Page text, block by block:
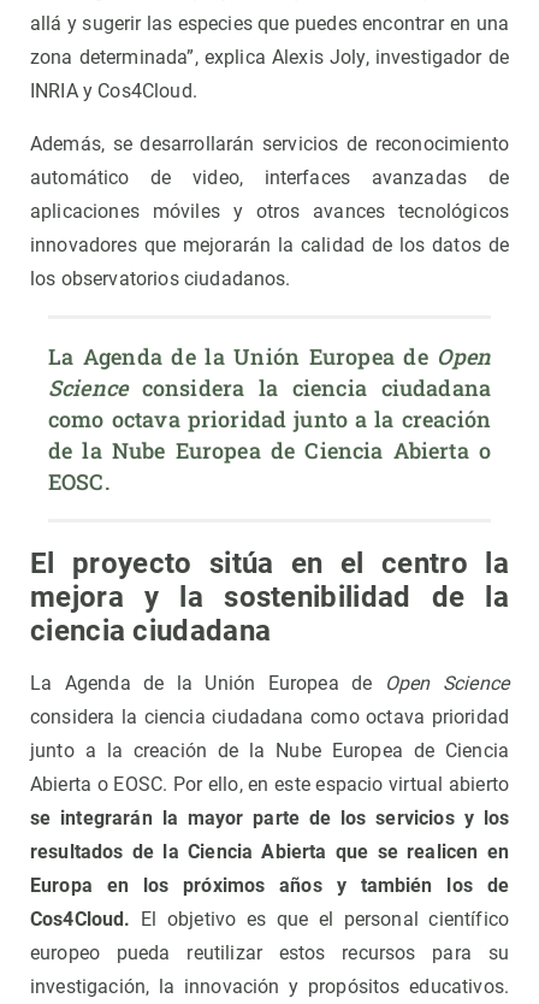
allá y sugerir las especies que puedes encontrar en una
zona determinada”, explica Alexis Joly, investigador de
INRIA y Cos4Cloud.
Además, se desarrollarán servicios de reconocimiento
automático de video, interfaces avanzadas de
aplicaciones móviles y otros avances tecnológicos
innovadores que mejorarán la calidad de los datos de
los observatorios ciudadanos.
La Agenda de la Unión Europea de Open
Science considera la ciencia ciudadana
como octava prioridad junto a la creación
de la Nube Europea de Ciencia Abierta o
EOSC.
El proyecto sitúa en el centro la
mejora y la sostenibilidad de la
ciencia ciudadana
La Agenda de la Unión Europea de
Open Science
considera la ciencia ciudadana como octava prioridad
junto a la creación de la Nube Europea de Ciencia
Abierta o EOSC. Por ello, en este espacio virtual abierto
se integrarán la mayor parte de los servicios y los
resultados de la Ciencia Abierta que se realicen en
Europa en los próximos años y también los de
Cos4Cloud. El objetivo es que el personal científico
europeo pueda reutilizar estos recursos para su
investigación, la innovación y propósitos educativos.